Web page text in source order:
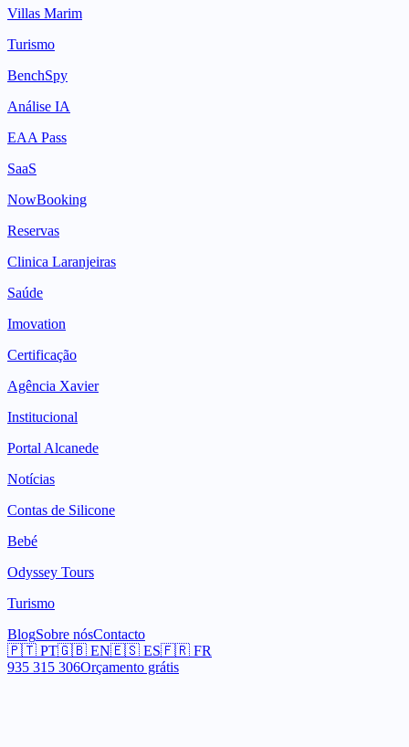
Villas Marim
Turismo
BenchSpy
Análise IA
EAA Pass
SaaS
NowBooking
Reservas
Clinica Laranjeiras
Saúde
Imovation
Certificação
Agência Xavier
Institucional
Portal Alcanede
Notícias
Contas de Silicone
Bebé
Odyssey Tours
Turismo
BlogSobre nósContacto
🇵🇹 PT🇬🇧 EN🇪🇸 ES🇫🇷 FR
935 315 306Orçamento grátis